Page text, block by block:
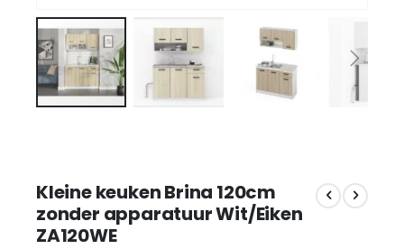
Kleine keuken Brina 120cm
zonder apparatuur Wit/Eiken
ZA120WE